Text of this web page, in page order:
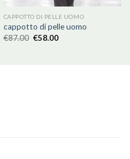
CAPPOTTO DI PELLE UOMO
cappotto di pelle uomo
€87.00 €58.00